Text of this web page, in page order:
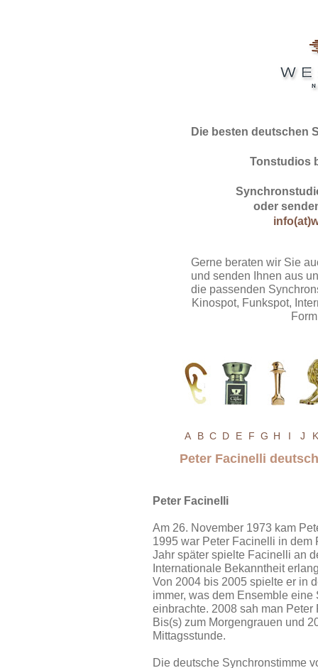
Die besten deutschen
Tonstudios
oder
Gerne beraten wir Sie
und senden Ihnen aus
die passenden
Kinospot, Funkspot,
A B C D E F G H I J K
Peter Facinelli
Peter Facinelli
Am 26. November 1973 kam
1995 war Peter Facinelli in dem
Jahr später spielte Facinelli an
Internationale Bekanntheit
Von 2004 bis 2005 spielte er in
immer, was dem Ensemble
einbrachte. 2008 sah man
Bis(s) zum Morgengrauen und
Mittagsstunde.
Die deutsche Synchronstimme